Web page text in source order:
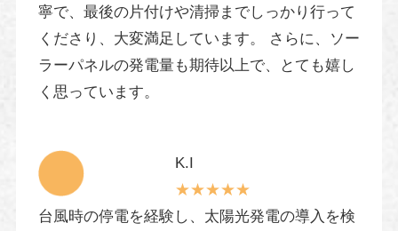
寧で、最後の片付けや清掃までしっかり行って
くださり、大変満足しています。 さらに、ソー
ラーパネルの発電量も期待以上で、とても嬉し
く思っています。
K.I
★★★★★
台風時の停電を経験し、太陽光発電の導入を検